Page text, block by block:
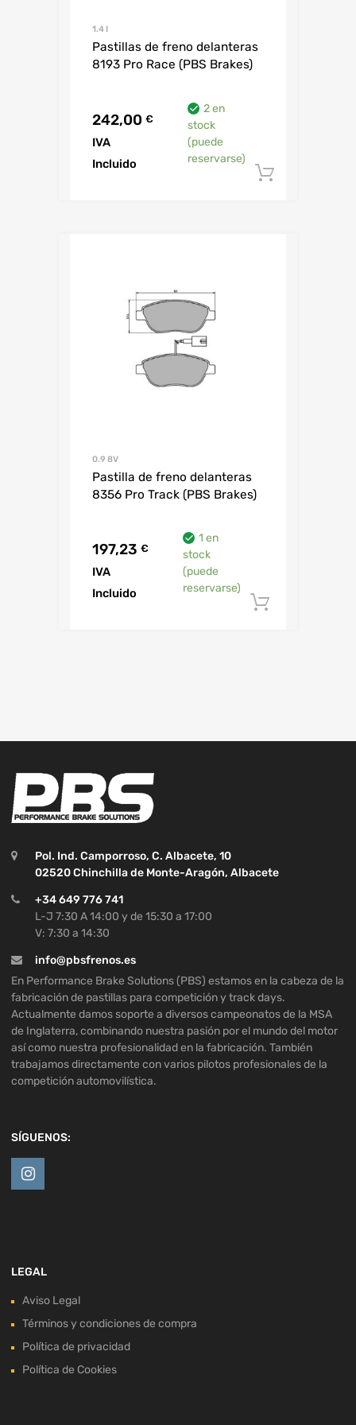
1.4 I
Pastillas de freno delanteras
8193 Pro Race (PBS Brakes)
242,00 €
IVA
Incluido
2 en
stock
(puede
reservarse)
0.9 8V
Pastilla de freno delanteras
8356 Pro Track (PBS Brakes)
197,23 €
IVA
Incluido
1 en
stock
(puede
reservarse)
Pol. Ind. Camporroso, C. Albacete, 10
02520 Chinchilla de Monte-Aragón, Albacete
+34 649 776 741
L-J 7:30 A 14:00 y de 15:30 a 17:00
V: 7:30 a 14:30
info@pbsfrenos.es
En Performance Brake Solutions (PBS) estamos en la cabeza de la
fabricación de pastillas para competición y track days.
Actualmente damos soporte a diversos campeonatos de la MSA
de Inglaterra, combinando nuestra pasión por el mundo del motor
así como nuestra profesionalidad en la fabricación. También
trabajamos directamente con varios pilotos profesionales de la
competición automovilística.
SÍGUENOS:
LEGAL
Aviso Legal
Términos y condiciones de compra
Política de privacidad
Política de Cookies